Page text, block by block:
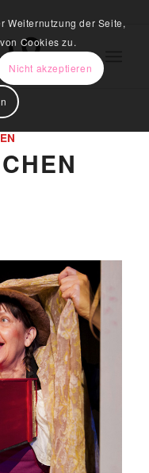
Weiternutzung der Seite,
Cookies zu.
Nicht akzeptieren